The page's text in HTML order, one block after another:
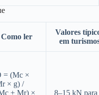
Como ler
Valores
em
= (Mc ×
× g) /
+ Mr) ×
8–15 kN para